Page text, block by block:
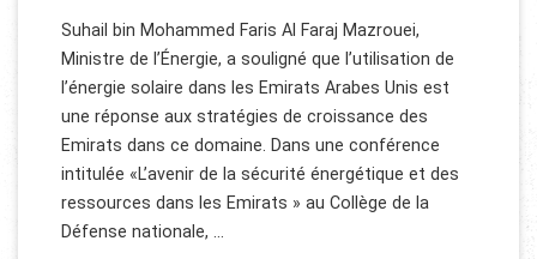
Suhail bin Mohammed Faris Al Faraj Mazrouei,
Ministre de l’Énergie, a souligné que l’utilisation de
l’énergie solaire dans les Emirats Arabes Unis est
une réponse aux stratégies de croissance des
Emirats dans ce domaine. Dans une conférence
intitulée «L’avenir de la sécurité énergétique et des
ressources dans les Emirats » au Collège de la
Défense nationale, …